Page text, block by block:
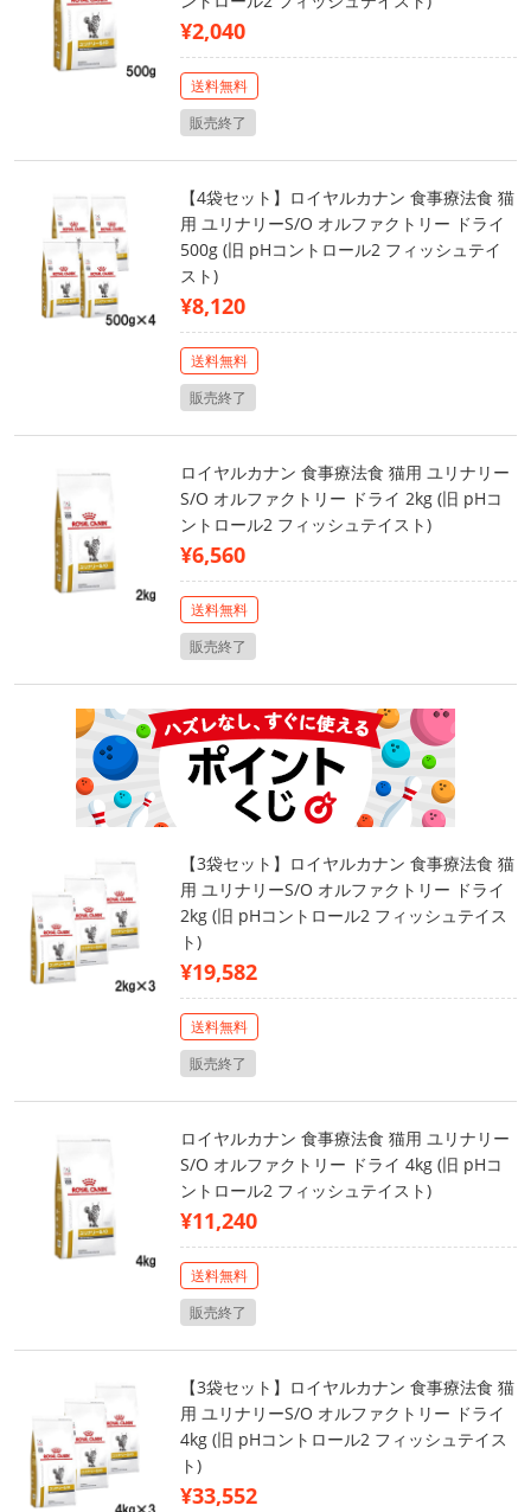
¥2,040
送料無料
販売終了
【4袋セット】ロイヤルカナン 食事療法食 猫
用 ユリナリーS/O オルファクトリー ドライ
500g (旧 pHコントロール2 フィッシュテイ
スト)
¥8,120
送料無料
販売終了
ロイヤルカナン 食事療法食 猫用 ユリナリー
S/O オルファクトリー ドライ 2kg (旧 pHコ
ントロール2 フィッシュテイスト)
¥6,560
送料無料
販売終了
【3袋セット】ロイヤルカナン 食事療法食 猫
用 ユリナリーS/O オルファクトリー ドライ
2kg (旧 pHコントロール2 フィッシュテイス
ト)
¥19,582
送料無料
販売終了
ロイヤルカナン 食事療法食 猫用 ユリナリー
S/O オルファクトリー ドライ 4kg (旧 pHコ
ントロール2 フィッシュテイスト)
¥11,240
送料無料
販売終了
【3袋セット】ロイヤルカナン 食事療法食 猫
用 ユリナリーS/O オルファクトリー ドライ
4kg (旧 pHコントロール2 フィッシュテイス
ト)
¥33,552